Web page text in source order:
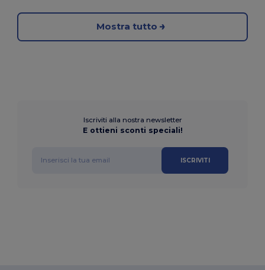
Mostra tutto
Iscriviti alla nostra newsletter
E ottieni sconti speciali!
ISCRIVITI